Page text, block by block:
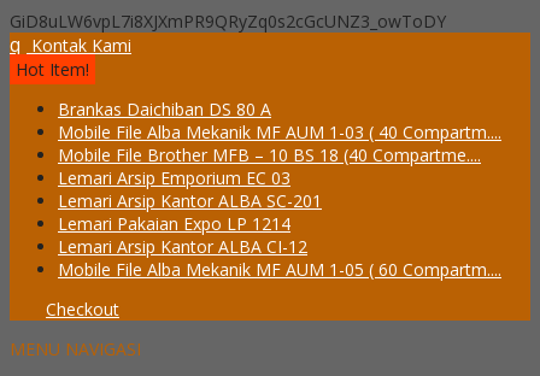
GiD8uLW6vpL7i8XJXmPR9QRyZq0s2cGcUNZ3_owToDY
q Kontak Kami
Hot Item!
Brankas Daichiban DS 80 A
Mobile File Alba Mekanik MF AUM 1-03 ( 40 Compartm....
Mobile File Brother MFB – 10 BS 18 (40 Compartme....
Lemari Arsip Emporium EC 03
Lemari Arsip Kantor ALBA SC-201
Lemari Pakaian Expo LP 1214
Lemari Arsip Kantor ALBA CI-12
Mobile File Alba Mekanik MF AUM 1-05 ( 60 Compartm....
Checkout
MENU NAVIGASI